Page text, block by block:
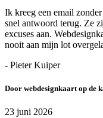
Ik kreeg een email
snel antwoord terug. Ze
excuses aan.
nooit aan mijn lot
- Pieter Kuiper
Door webdesignkaart op de
23 juni 2026